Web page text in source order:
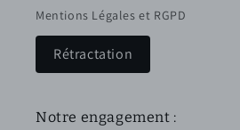
Mentions Légales et RGPD
Rétractation
Notre engagement :